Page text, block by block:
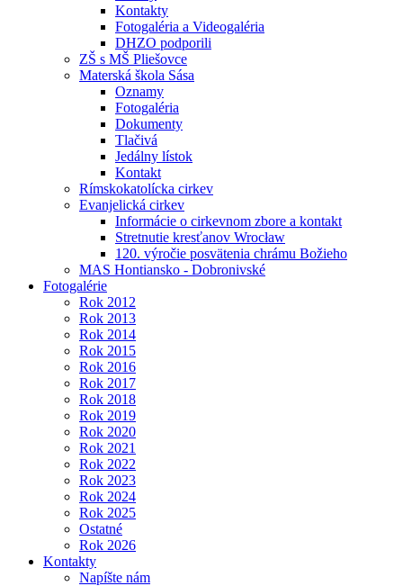
Kontakty
Fotogaléria a Videogaléria
DHZO podporili
ZŠ s MŠ Pliešovce
Materská škola Sása
Oznamy
Fotogaléria
Dokumenty
Tlačivá
Jedálny lístok
Kontakt
Rímskokatolícka cirkev
Evanjelická cirkev
Informácie o cirkevnom zbore a kontakt
Stretnutie kresťanov Wrocław
120. výročie posvätenia chrámu Božieho
MAS Hontiansko - Dobronivské
Fotogalérie
Rok 2012
Rok 2013
Rok 2014
Rok 2015
Rok 2016
Rok 2017
Rok 2018
Rok 2019
Rok 2020
Rok 2021
Rok 2022
Rok 2023
Rok 2024
Rok 2025
Ostatné
Rok 2026
Kontakty
Napíšte nám